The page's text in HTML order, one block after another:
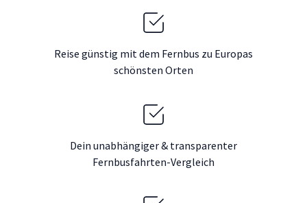
Reise günstig mit dem Fernbus zu Europas
schönsten Orten
Dein unabhängiger & transparenter
Fernbusfahrten-Vergleich